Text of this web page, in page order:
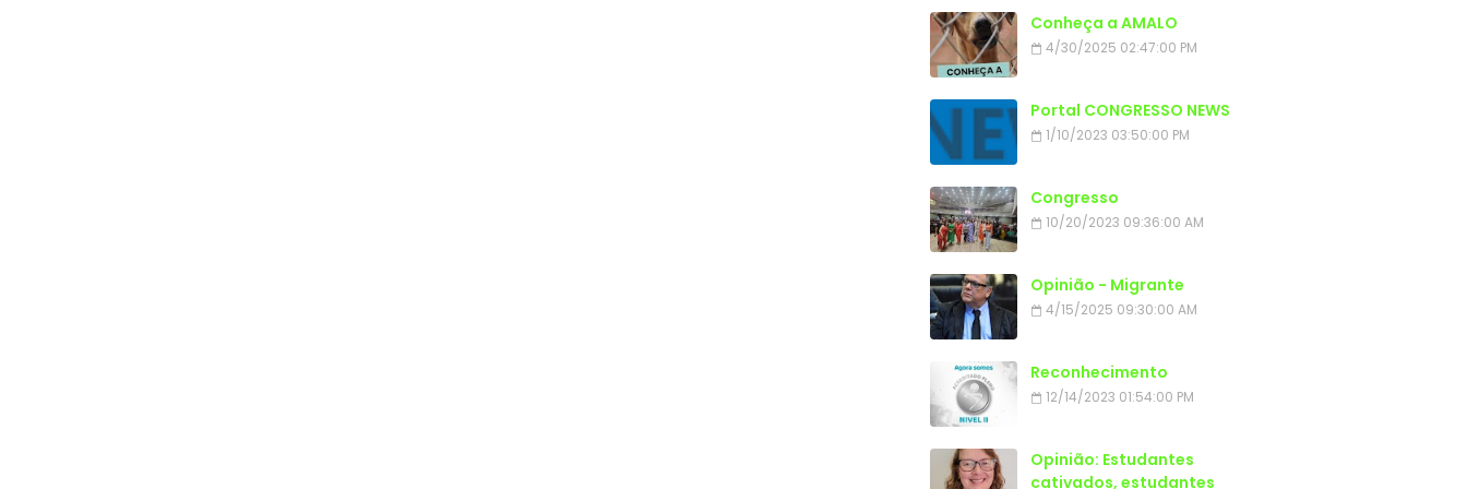
Conheça a AMALO
4/30/2025 02:47:00 PM
Portal CONGRESSO NEWS
1/10/2023 03:50:00 PM
Congresso
10/20/2023 09:36:00 AM
Opinião - Migrante
4/15/2025 09:30:00 AM
Reconhecimento
12/14/2023 01:54:00 PM
Opinião: Estudantes
cativados, estudantes